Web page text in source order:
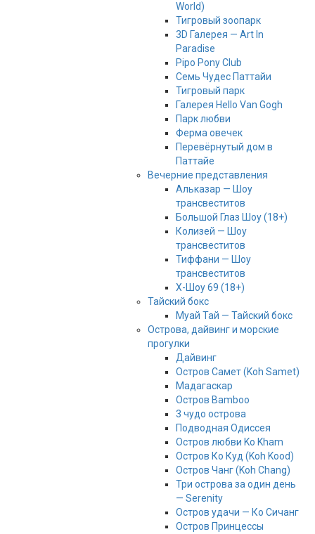
World)
Тигровый зоопарк
3D Галерея — Art In
Paradise
Pipo Pony Club
Семь Чудес Паттайи
Тигровый парк
Галерея Hello Van Gogh
Парк любви
Ферма овечек
Перевёрнутый дом в
Паттайе
Вечерние представления
Альказар — Шоу
трансвеститов
Большой Глаз Шоу (18+)
Колизей — Шоу
трансвеститов
Тиффани — Шоу
трансвеститов
Х-Шоу 69 (18+)
Тайский бокс
Муай Тай — Тайский бокс
Острова, дайвинг и морские
прогулки
Дайвинг
Остров Самет (Koh Samet)
Мадагаскар
Остров Bamboo
3 чудо острова
Подводная Одиссея
Остров любви Ko Kham
Остров Ко Куд (Koh Kood)
Остров Чанг (Koh Chang)
Три острова за один день
— Serenity
Остров удачи — Ко Сичанг
Остров Принцессы